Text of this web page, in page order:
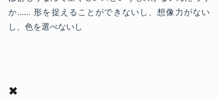
か…… 形を捉えることができないし、想像力がない
し、色を選べないし
✖